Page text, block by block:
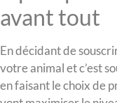
avant tout
En décidant de
votre animal et c’est
en faisant le choix de